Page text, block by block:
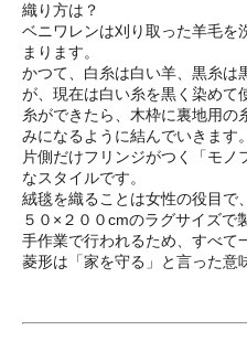
織り方は？
ベニワレンは刈り取った羊毛を
まります。
かつて、白糸は白い羊、黒糸は
が、現在は白い糸を黒く染めて
糸ができたら、木枠に裏地用の
みになるように結んでいきます。
片側だけフリンジがつく「モノ
なスタイルです。
絨毯を織ることは女性の役目で
５０×２００cmのラグサイズで
手作業で行われるため、すべて
菱形は「家を守る」と言った意